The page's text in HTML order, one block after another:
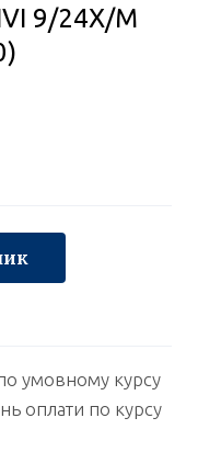
9/24X/M
умовному курсу
оплати по курсу